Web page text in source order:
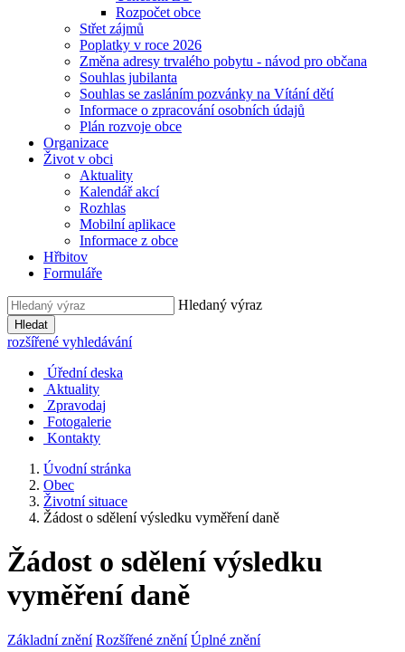
Rozpočet obce
Střet zájmů
Poplatky v roce 2026
Změna adresy trvalého pobytu - návod pro občana
Souhlas jubilanta
Souhlas se zasláním pozvánky na Vítání dětí
Informace o zpracování osobních údajů
Plán rozvoje obce
Organizace
Život v obci
Aktuality
Kalendář akcí
Rozhlas
Mobilní aplikace
Informace z obce
Hřbitov
Formuláře
Hledaný výraz
Hledat
rozšířené vyhledávání
Úřední deska
Aktuality
Zpravodaj
Fotogalerie
Kontakty
Úvodní stránka
Obec
Životní situace
Žádost o sdělení výsledku vyměření daně
Žádost o sdělení výsledku
vyměření daně
Základní znění Rozšířené znění Úplné znění